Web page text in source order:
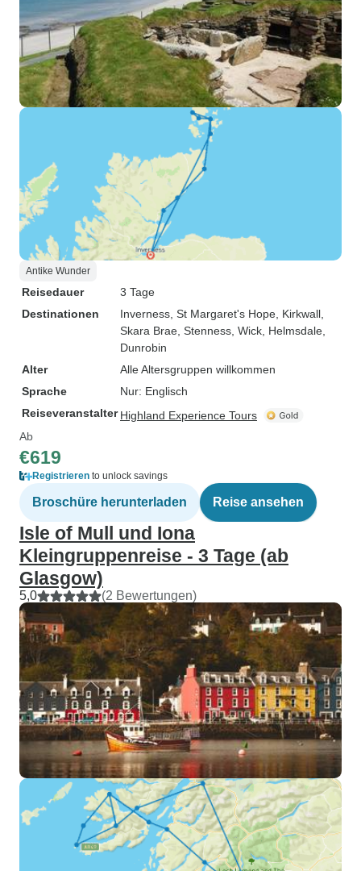
Antike Wunder
Reisedauer
3 Tage
Destinationen
Inverness , St Margaret's Hope , Kirkwall
Skara Brae , Stenness , Wick , Helmsdale
Dunrobin
Alter
Alle Altersgruppen willkommen
Sprache
Nur: Englisch
Reiseveranstalter Highland Experience Tours
Ab
€619
Registrieren to unlock savings
Broschüre herunterladen Reise ansehen
Isle of Mull und Iona
Kleingruppenreise - 3 Tage (ab
Glasgow)
5,0 (2 Bewertungen)